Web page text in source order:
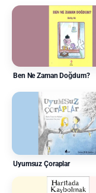
Ben Ne Zaman Doğdum?
Uyumsuz Çoraplar